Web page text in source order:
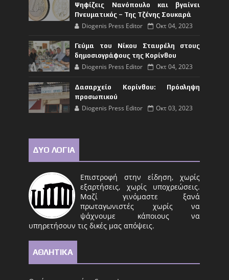
Ψηφίζεις Νανόπουλο και βγαίνει
Πνευματικός – Της Τζένης Σουκαρά
Diogenis Press Editor Οκτ 04, 2023
Γεύμα του Νίκου Σταυρέλη στους
δημοσιογράφους της Κορίνθου
Diogenis Press Editor Οκτ 04, 2023
Δασαρχείο Κορίνθου: Πρόσληψη
προσωπικού
Diogenis Press Editor Οκτ 03, 2023
ΔΥΟ ΛΟΓΙΑ
Επιστροφή στην είδηση, χωρίς
εξαρτήσεις, χωρίς υποχρεώσεις.
Μαζί γινόμαστε ξανά
πρωταγωνιστές χωρίς να
ψάχνουμε κάποιους να
υπηρετήσουν τις δικές μας απόψεις.
ΑΘΛΗΤΙΚΑ